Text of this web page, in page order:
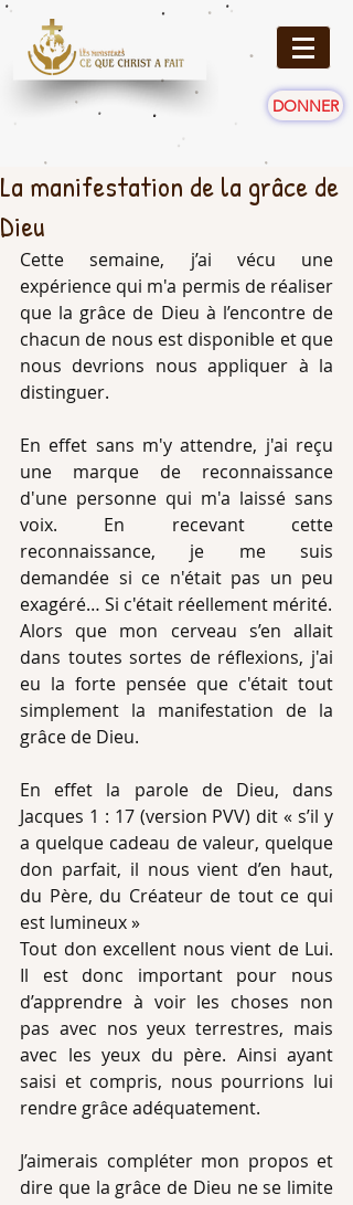
DONNER
La manifestation de la grâce de
Dieu
Cette semaine, j’ai vécu une
expérience qui m'a permis de réaliser
que la grâce de Dieu à l’encontre de
chacun de nous est disponible et que
nous devrions nous appliquer à la
distinguer.
En effet sans m'y attendre, j'ai reçu
une marque de reconnaissance
d'une personne qui m'a laissé sans
voix. En recevant cette
reconnaissance, je me suis
demandée si ce n'était pas un peu
Alors que mon cerveau s’en allait
dans toutes sortes de réflexions, j'ai
eu la forte pensée que c'était tout
simplement la manifestation de la
grâce de Dieu.
En effet la parole de Dieu, dans
Jacques 1 : 17 (version PVV) dit « s’il y
a quelque cadeau de valeur, quelque
don parfait, il nous vient d’en haut,
du Père, du Créateur de tout ce qui
est lumineux »
Tout don excellent nous vient de Lui.
Il est donc important pour nous
d’apprendre à voir les choses non
pas avec nos yeux terrestres, mais
avec les yeux du père. Ainsi ayant
saisi et compris, nous pourrions lui
rendre grâce adéquatement.
J’aimerais compléter mon propos et
dire que la grâce de Dieu ne se limite